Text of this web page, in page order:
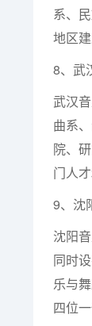
系、
地区
8、武
武汉
曲系
院、
门人
9、沈
沈阳
同时
乐与
四位